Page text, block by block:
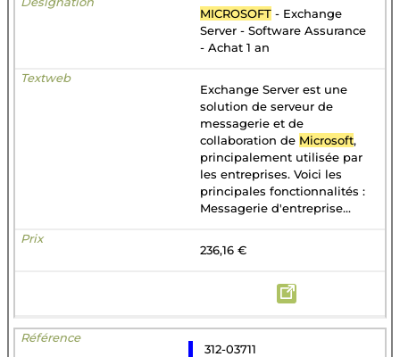
MICROSOFT - Exchange
Server - Software Assurance
- Achat 1 an
Exchange Server est une
solution de serveur de
messagerie et de
collaboration de Microsoft,
principalement utilisée par
les entreprises. Voici les
principales fonctionnalités :
Messagerie d'entreprise...
236,16 €
312-03711